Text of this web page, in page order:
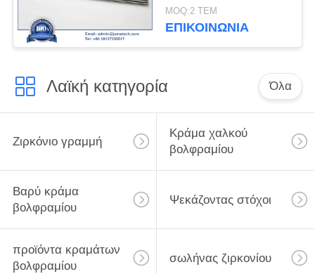
YG8
MOQ:2 ΤΕΜ
ΕΠΙΚΟΙΝΩΝΊΑ
Λαϊκή κατηγορία Όλα
Ζιρκόνιο γραμμή
Κράμα χαλκού
βολφραμίου
Βαρύ κράμα
βολφραμίου
Ψεκάζοντας στόχοι
προϊόντα κραμάτων
βολφραμίου
σωλήνας ζιρκονίου